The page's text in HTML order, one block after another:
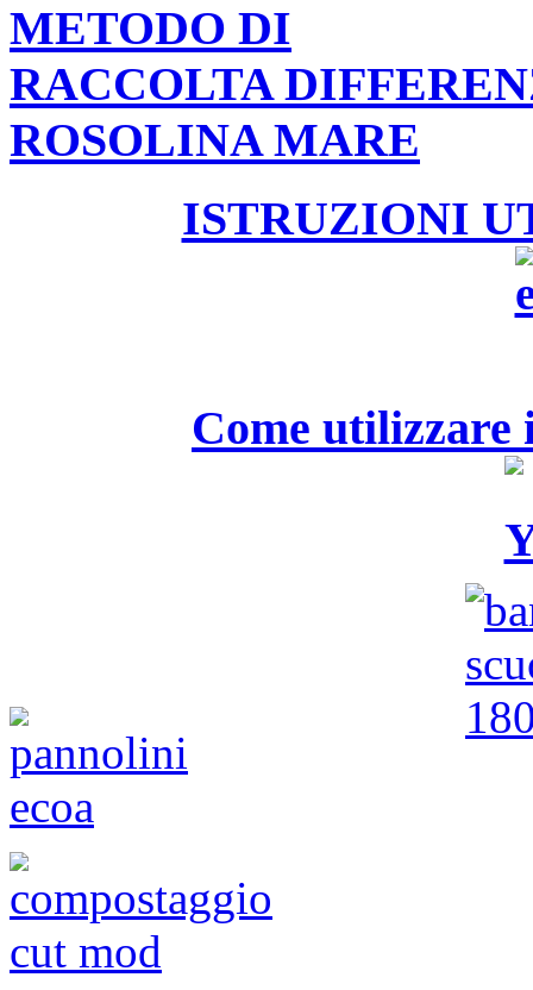
METODO DI
RACCOLTA
ROSOLINA MARE
ISTRUZIONI
Come utilizzare